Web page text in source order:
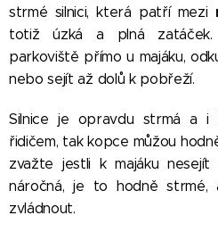
strmé silnici, která patří mezi
totiž úzká a plná
parkoviště přímo u majáku,
nebo sejít až dolů k pobřeží.
Silnice je opravdu strmá a
řidičem, tak kopce můžou
zvažte jestli k majáku
náročná, je to hodně
zvládnout.